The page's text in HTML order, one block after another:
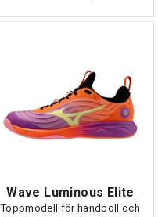
Wave Luminous Elite
Toppmodell för handboll och